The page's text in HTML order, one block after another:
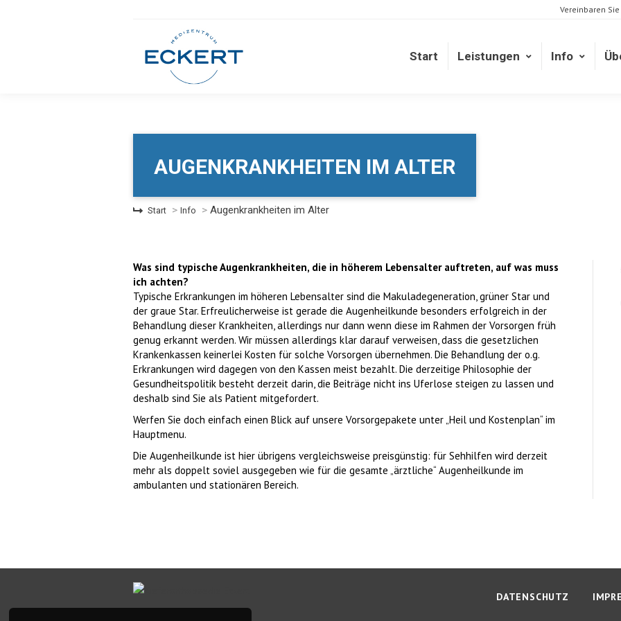
Vereinbaren
Start Leistungen Info
AUGENKRANKHEITEN IM ALTER
Sie befinden sich hier:
Start Info Augenkrankheiten im Alter
Was sind typische Augenkrankheiten, die in höherem Lebensalter auftreten, auf was muss
ich achten?
Typische Erkrankungen im höheren Lebensalter sind die Makuladegeneration, grüner Star und
der graue Star. Erfreulicherweise ist gerade die Augenheilkunde besonders erfolgreich in der
Behandlung dieser Krankheiten, allerdings nur dann wenn diese im Rahmen der Vorsorgen früh
genug erkannt werden. Wir müssen allerdings klar darauf verweisen, dass die gesetzlichen
Krankenkassen keinerlei Kosten für solche Vorsorgen übernehmen. Die Behandlung der o.g.
Erkrankungen wird dagegen von den Kassen meist bezahlt. Die derzeitige Philosophie der
Gesundheitspolitik besteht derzeit darin, die Beiträge nicht ins Uferlose steigen zu lassen und
deshalb sind Sie als Patient mitgefordert.
Werfen Sie doch einfach einen Blick auf unsere Vorsorgepakete unter „Heil und Kostenplan“ im
Hauptmenu.
Die Augenheilkunde ist hier übrigens vergleichsweise preisgünstig: für Sehhilfen wird derzeit
mehr als doppelt soviel ausgegeben wie für die gesamte „ärztliche“ Augenheilkunde im
ambulanten und stationären Bereich.
DATENSCHUTZ